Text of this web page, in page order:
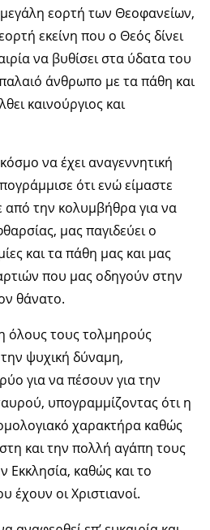
εορτή των Θεοφανείων,
εκείνη που ο Θεός δίνει
να βυθίσει στα ύδατα του
άνθρωπο με τα πάθη και
καινούργιος και
να έχει αναγεννητική
ότι ενώ είμαστε
από την κολυμβήθρα για να
μας παγιδεύει ο
και τα πάθη μας και μας
που μας οδηγούν στην
θάνατο.
όλους τους τολμηρούς
ψυχική δύναμη,
για να πέσουν για την
υπογραμμίζοντας ότι η
χαρακτήρα καθώς
και την πολλή αγάπη τους
Εκκλησία, καθώς και το
οι Χριστιανοί.